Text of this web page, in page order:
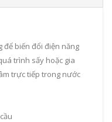
để biến đổi điện năng
trình sấy hoặc gia
trực tiếp trong nước